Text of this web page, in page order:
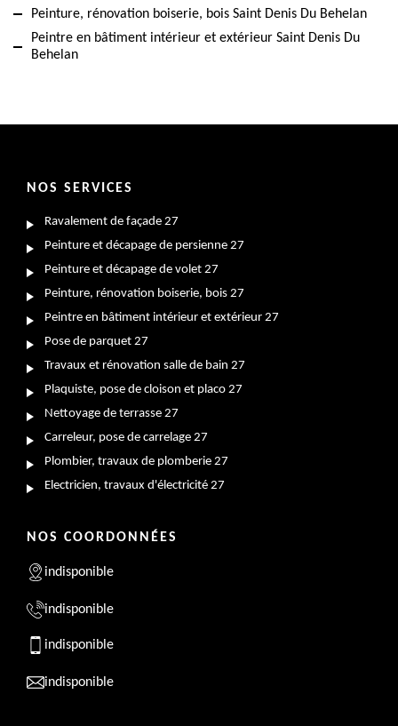
Peinture, rénovation boiserie, bois Saint Denis Du Behelan
Peintre en bâtiment intérieur et extérieur Saint Denis Du
Behelan
NOS SERVICES
Ravalement de façade 27
Peinture et décapage de persienne 27
Peinture et décapage de volet 27
Peinture, rénovation boiserie, bois 27
Peintre en bâtiment intérieur et extérieur 27
Pose de parquet 27
Travaux et rénovation salle de bain 27
Plaquiste, pose de cloison et placo 27
Nettoyage de terrasse 27
Carreleur, pose de carrelage 27
Plombier, travaux de plomberie 27
Electricien, travaux d'électricité 27
NOS COORDONNÉES
indisponible
indisponible
indisponible
indisponible